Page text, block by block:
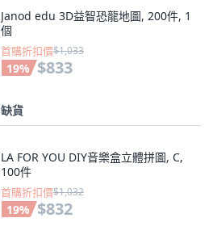
Janod edu 3D益智恐龍地圖, 200件, 1
個
首購折扣價$1,033
19% $833
缺貨
LA FOR YOU DIY音樂盒立體拼圖, C,
100件
首購折扣價$1,032
19% $832